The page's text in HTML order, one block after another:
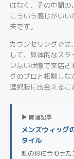
はなく、その中間の
こういう感じがい
夫です。
カウンセリングで
して、具体的なス
いない状態で来店
グのプロと相談し
選択肢に出会えるこ
▶ 関連記事
メンズウィッグ
タイル
顔の形に合わせ